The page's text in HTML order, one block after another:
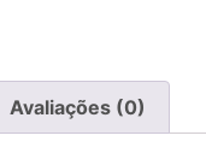
Avaliações (0)